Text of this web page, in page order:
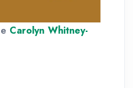
e Carolyn Whitney-